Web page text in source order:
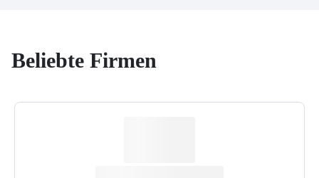
Beliebte Firmen